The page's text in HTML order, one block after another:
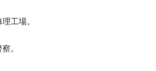
工場。
。